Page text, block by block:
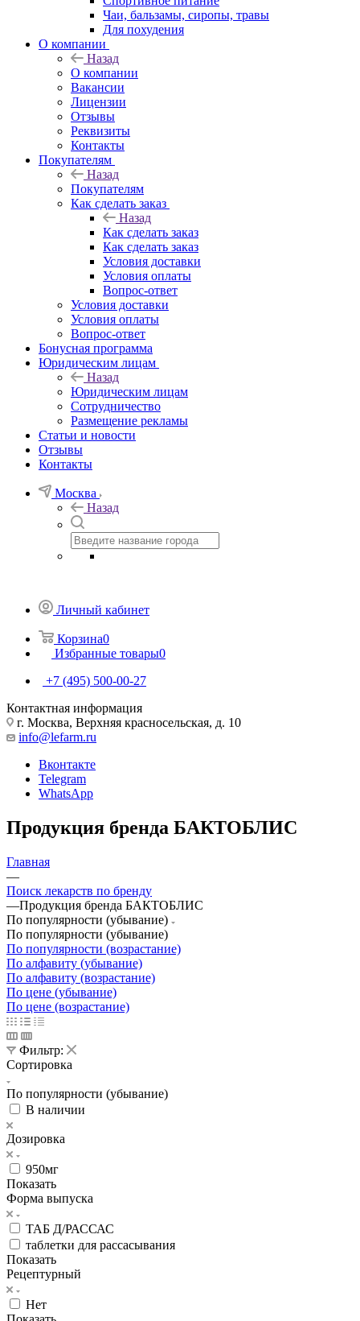
Чаи, бальзамы, сиропы, травы
Для похудения
О компании
Назад
О компании
Вакансии
Лицензии
Отзывы
Реквизиты
Контакты
Покупателям
Назад
Покупателям
Как сделать заказ
Назад
Как сделать заказ
Как сделать заказ
Условия доставки
Условия оплаты
Вопрос-ответ
Условия доставки
Условия оплаты
Вопрос-ответ
Бонусная программа
Юридическим лицам
Назад
Юридическим лицам
Сотрудничество
Размещение рекламы
Статьи и новости
Отзывы
Контакты
Москва
Назад
Личный кабинет
Корзина0
Избранные товары0
+7 (495) 500-00-27
Контактная информация
г. Москва, Верхняя красносельская, д. 10
info@lefarm.ru
Вконтакте
Telegram
WhatsApp
Продукция бренда БАКТОБЛИС
Главная
—
Поиск лекарств по бренду
—Продукция бренда БАКТОБЛИС
По популярности (убывание)
По популярности (убывание)
По популярности (возрастание)
По алфавиту (убывание)
По алфавиту (возрастание)
По цене (убывание)
По цене (возрастание)
Фильтр:
Сортировка
По популярности (убывание)
В наличии
Дозировка
950мг
Показать
Форма выпуска
ТАБ Д/РАССАС
таблетки для рассасывания
Показать
Рецептурный
Нет